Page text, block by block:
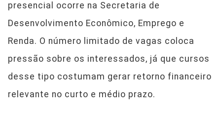
presencial ocorre na Secretaria de
Desenvolvimento Econômico, Emprego e
Renda. O número limitado de vagas coloca
pressão sobre os interessados, já que cursos
desse tipo costumam gerar retorno financeiro
relevante no curto e médio prazo.